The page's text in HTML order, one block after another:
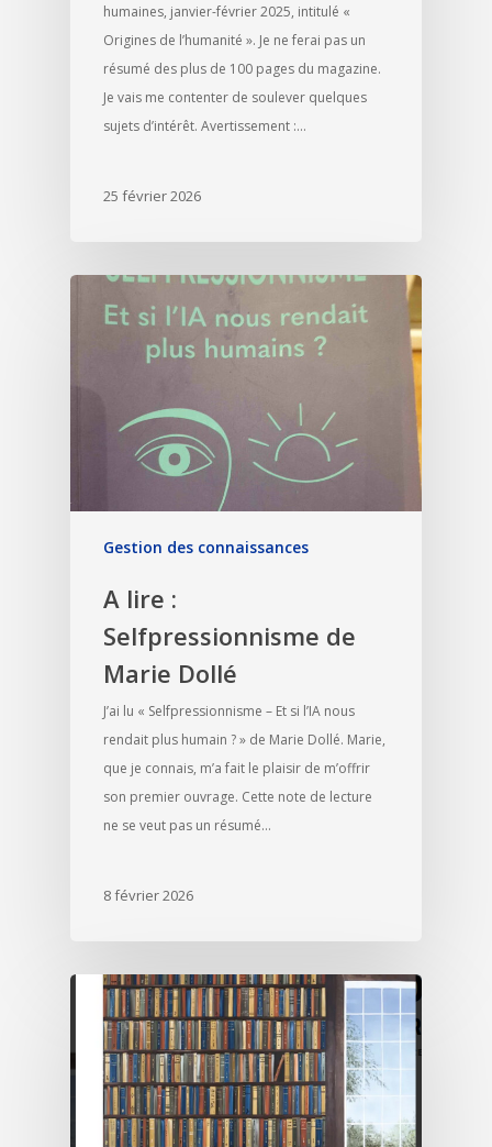
humaines, janvier-février 2025, intitulé «
Origines de l’humanité ». Je ne ferai pas un
résumé des plus de 100 pages du magazine.
Je vais me contenter de soulever quelques
sujets d’intérêt. Avertissement :…
25 février 2026
Gestion des connaissances
A lire :
Selfpressionnisme de
Marie Dollé
J’ai lu « Selfpressionnisme – Et si l’IA nous
rendait plus humain ? » de Marie Dollé. Marie,
que je connais, m’a fait le plaisir de m’offrir
son premier ouvrage. Cette note de lecture
ne se veut pas un résumé…
8 février 2026